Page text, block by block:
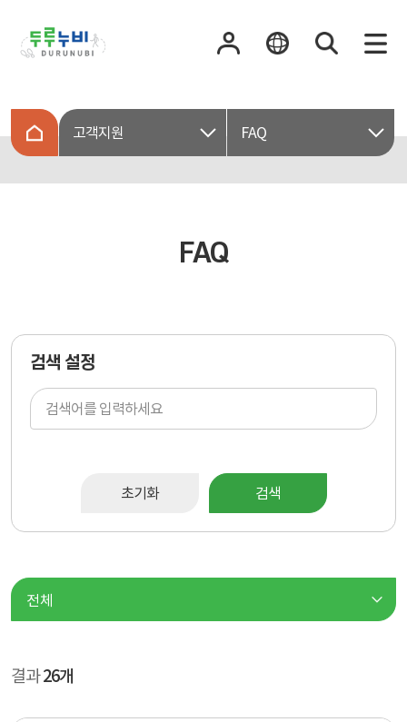
고객지원 FAQ
FAQ
검색 설정
초기화 검색
결과26개